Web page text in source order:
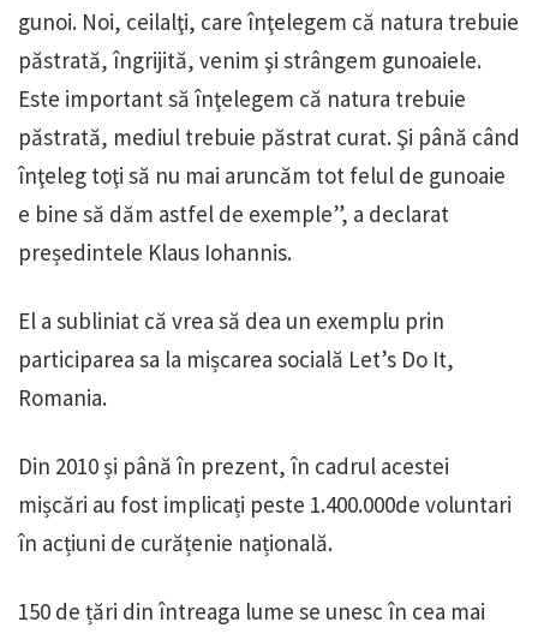
gunoi. Noi, ceilalţi, care înţelegem că natura trebuie
păstrată, îngrijită, venim şi strângem gunoaiele.
Este important să înţelegem că natura trebuie
păstrată, mediul trebuie păstrat curat. Şi până când
înţeleg toţi să nu mai aruncăm tot felul de gunoaie
e bine să dăm astfel de exemple”, a declarat
președintele Klaus Iohannis.
El a subliniat că vrea să dea un exemplu prin
participarea sa la mișcarea socială Let’s Do It,
Romania.
Din 2010 și până în prezent, în cadrul acestei
mișcări au fost implicați peste 1.400.000de voluntari
în acțiuni de curățenie națională.
150 de țări din întreaga lume se unesc în cea mai